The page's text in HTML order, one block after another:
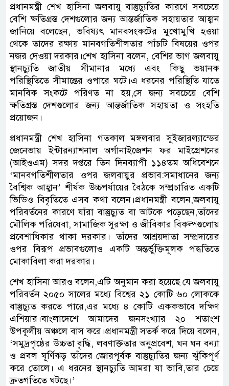
প্রধানমন্ত্রী শেখ হাসিনা জলবায়ু বাস্তুচ্যুতির কারণে সবচেয়ে
বেশি ক্ষতিগ্রস্ত দেশগুলোর জন্য আন্তর্জাতিক সহায়তার আহ্বান
জানিয়ে বলেছেন, ভবিষ্যৎ মানবসংকটের মুখোমুখি হওয়া
থেকে তাদের রক্ষায় মানবগতিশীলতার পাঁচটি বিষয়ের ওপর
নজর দেওয়া দরকার।শেখ হাসিনা বলেন, বেশির ভাগ জলবায়ু
স্থানচ্যুতি জাতীয় সীমানার মধ্যে এবং কিছু ভয়ানক
পরিস্থিতিতে সীমান্তের ওপারে ঘটে।এ ধরনের পরিস্থিতি যাতে
মানবিক সংকটে পরিণত না হয়,সে জন্য সবচেয়ে বেশি
ক্ষতিগ্রস্ত দেশগুলোর জন্য আন্তর্জাতিক সহায়তা ও সংহতি
প্রয়োজন।
প্রধানমন্ত্রী শেখ হাসিনা গতকাল মঙ্গলবার সুইজারল্যান্ডের
জেনেভায় ইন্টারন্যাশনাল অর্গানাইজেশন ফর মাইগ্রেশনের
(আইওএম) সদর দপ্তরে তিন দিনব্যাপী ১১৪তম অধিবেশনে
‘মানবগতিশীলতার ওপর জলবায়ুর প্রভাব:সমাধানের জন্য
বৈশ্বিক আহ্বান’ শীর্ষক উচ্চপর্যায়ের বৈঠকে সম্প্রচারিত একটি
ভিডিও বিবৃতিতে এসব কথা বলেন।প্রধানমন্ত্রী বলেন,জলবায়ু
পরিবর্তনের কারণে যাঁরা বাস্তুচ্যুত বা আটকে পড়েছেন,তাঁদের
মৌলিক পরিষেবা, সামাজিক সুরক্ষা ও জীবিকার বিকল্পগুলোয়
প্রবেশাধিকার থাকা দরকার। তাঁদের আশ্রয়দাতা সম্প্রদায়ের
ওপর বিরূপ প্রভাবগুলোও একটি অন্তর্ভুক্তিমূলক পদ্ধতিতে
মোকাবিলা করা দরকার।
শেখ হাসিনা আরও বলেন,এটি অনুমান করা হয়েছে যে জলবায়ু
পরিবর্তন ২০৫০ সালের মধ্যে বিশ্বের ২১ কোটি ৬০ লোককে
বাস্তুচ্যুত করতে পারে,এর মধ্যে ৪ কোটি এককভাবে দক্ষিণ
এশিয়ার।বাংলাদেশে আমাদের জনসংখ্যার ২০ শতাংশ
উপকূলীয় অঞ্চলে বাস করে।প্রধানমন্ত্রী সতর্ক করে দিয়ে বলেন,
‘সমুদ্রপৃষ্ঠের উচ্চতা বৃদ্ধি, লবণাক্ততার অনুপ্রবেশ, ঘন ঘন বন্যা
ও প্রবল ঘূর্ণিঝড় তাঁদের জোরপূর্বক বাস্তুচ্যুতির জন্য ঝুঁকিপূর্ণ
করে তোলে। এ ধরনের স্থানচ্যুতি আমরা যা ভাবি,তার চেয়ে
দ্রুতগতিতে ঘটছে।’